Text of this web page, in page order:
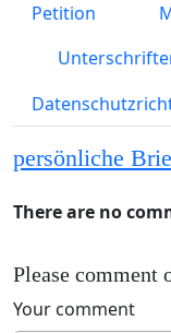
Petition
persönliche
There are no
Please comment
Your comment